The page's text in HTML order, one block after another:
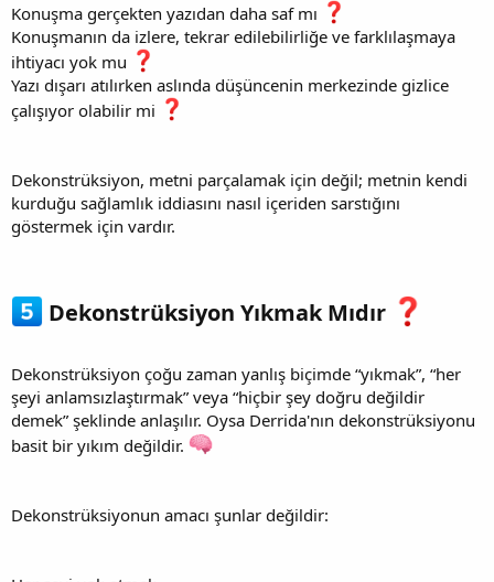
Konuşma gerçekten yazıdan daha saf mı
Konuşmanın da izlere, tekrar edilebilirliğe ve farklılaşmaya
ihtiyacı yok mu
Yazı dışarı atılırken aslında düşüncenin merkezinde gizlice
çalışıyor olabilir mi
Dekonstrüksiyon, metni parçalamak için değil; metnin kendi
kurduğu sağlamlık iddiasını nasıl içeriden sarstığını
göstermek için vardır.
Dekonstrüksiyon Yıkmak Mıdır
Dekonstrüksiyon çoğu zaman yanlış biçimde “yıkmak”, “her
şeyi anlamsızlaştırmak” veya “hiçbir şey doğru değildir
demek” şeklinde anlaşılır. Oysa Derrida'nın dekonstrüksiyonu
basit bir yıkım değildir.
Dekonstrüksiyonun amacı şunlar değildir: